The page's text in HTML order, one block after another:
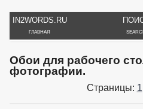
IN2WORDS.RU
ГЛАВНАЯ
ВЯЗАНИЕ ОБЗОРЫ, ОТЗЫВЫ
ИГРЫ
НА РАБ. СТОЛ
Обои для рабочего
фотографии.
Страницы: 1